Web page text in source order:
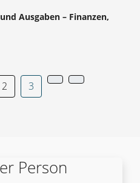
Ausgaben – Finanzen,
2 3
Person